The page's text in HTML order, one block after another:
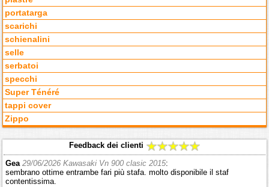
portatarga
scarichi
schienalini
selle
serbatoi
specchi
Super Ténéré
tappi cover
Zippo
Feedback dei clienti
Gea 29/06/2026 Kawasaki Vn 900 clasic 2015:
sembrano ottime entrambe fari più stafa. molto disponibile il staf
contentissima.